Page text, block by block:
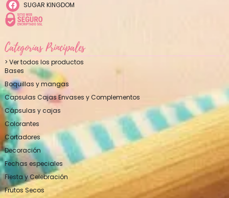
SUGAR KINGDOM
Categorías Principales
> Ver todos los productos
Bases
Boquillas y mangas
Capsulas Cajas Envases y Complementos
Cápsulas y cajas
Colorantes
Cortadores
Decoración
Fechas especiales
Fiesta y Celebración
Frutos Secos